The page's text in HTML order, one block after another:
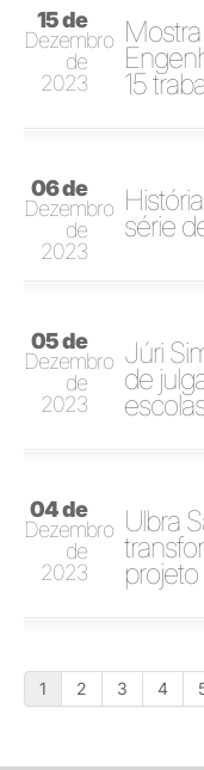
15 de
Dezembro
de
2023
15
06 de
Dezembro
de
2023
série
05 de
Dezembro
de
2023
Júri
de
04 de
Dezembro
de
2023
Ulbra
1 2 3 4